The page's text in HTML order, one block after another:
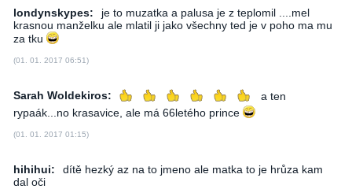
londynskypes:
je to muzatka a palusa je z teplomil ....mel
krasnou manželku ale mlatil ji jako všechny ted je v poho ma mu
za tku
(01. 01. 2017 06:51)
Sarah Woldekiros:
a ten
rypaák...no krasavice, ale má 66letého prince
(01. 01. 2017 01:15)
hihihui:
dítě hezký az na to jmeno ale matka to je hrůza kam
dal oči